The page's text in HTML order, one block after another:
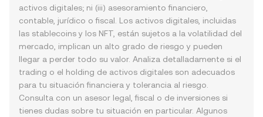
activos digitales; ni (iii) asesoramiento financiero,
contable, jurídico o fiscal. Los activos digitales, incluidas
las stablecoins y los NFT, están sujetos a la volatilidad del
mercado, implican un alto grado de riesgo y pueden
llegar a perder todo su valor. Analiza detalladamente si el
trading o el holding de activos digitales son adecuados
para tu situación financiera y tolerancia al riesgo.
Consulta con un asesor legal, fiscal o de inversiones si
tienes dudas sobre tu situación en particular. Algunos